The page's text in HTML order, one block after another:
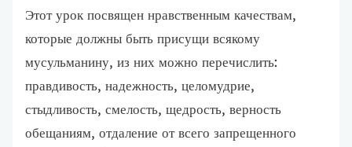
Этот урок посвящен нравственным качествам,
которые должны быть присущи всякому
мусульманину, из них можно перечислить:
правдивость, надежность, целомудрие,
стыдливость, смелость, щедрость, верность
обещаниям, отдаление от всего запрещенного